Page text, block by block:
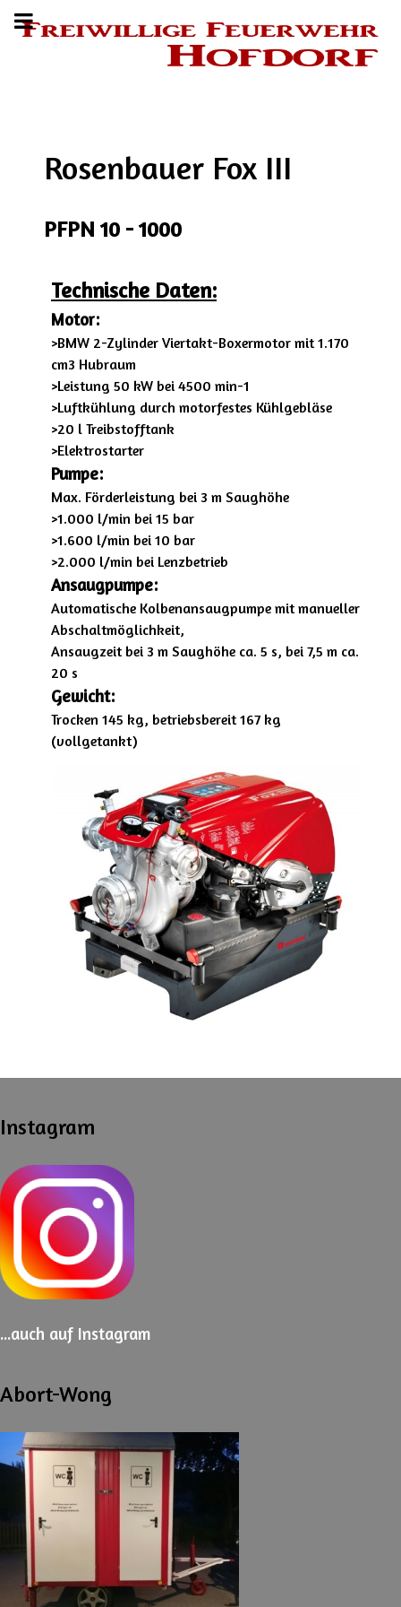
Rosenbauer Fox III
PFPN 10 - 1000
Technische Daten:
Motor:
>BMW 2-Zylinder Viertakt-Boxermotor mit 1.170
cm3 Hubraum
>Leistung 50 kW bei 4500 min-1
>Luftkühlung durch motorfestes Kühlgebläse
>20 l Treibstofftank
>Elektrostarter
Pumpe:
Max. Förderleistung bei 3 m Saughöhe
>1.000 l/min bei 15 bar
>1.600 l/min bei 10 bar
>2.000 l/min bei Lenzbetrieb
Ansaugpumpe:
Automatische Kolbenansaugpumpe mit manueller
Abschaltmöglichkeit,
Ansaugzeit bei 3 m Saughöhe ca. 5 s, bei 7,5 m ca.
20 s
Gewicht:
Trocken 145 kg, betriebsbereit 167 kg
(vollgetankt)
Instagram
...auch auf Instagram
Abort-Wong